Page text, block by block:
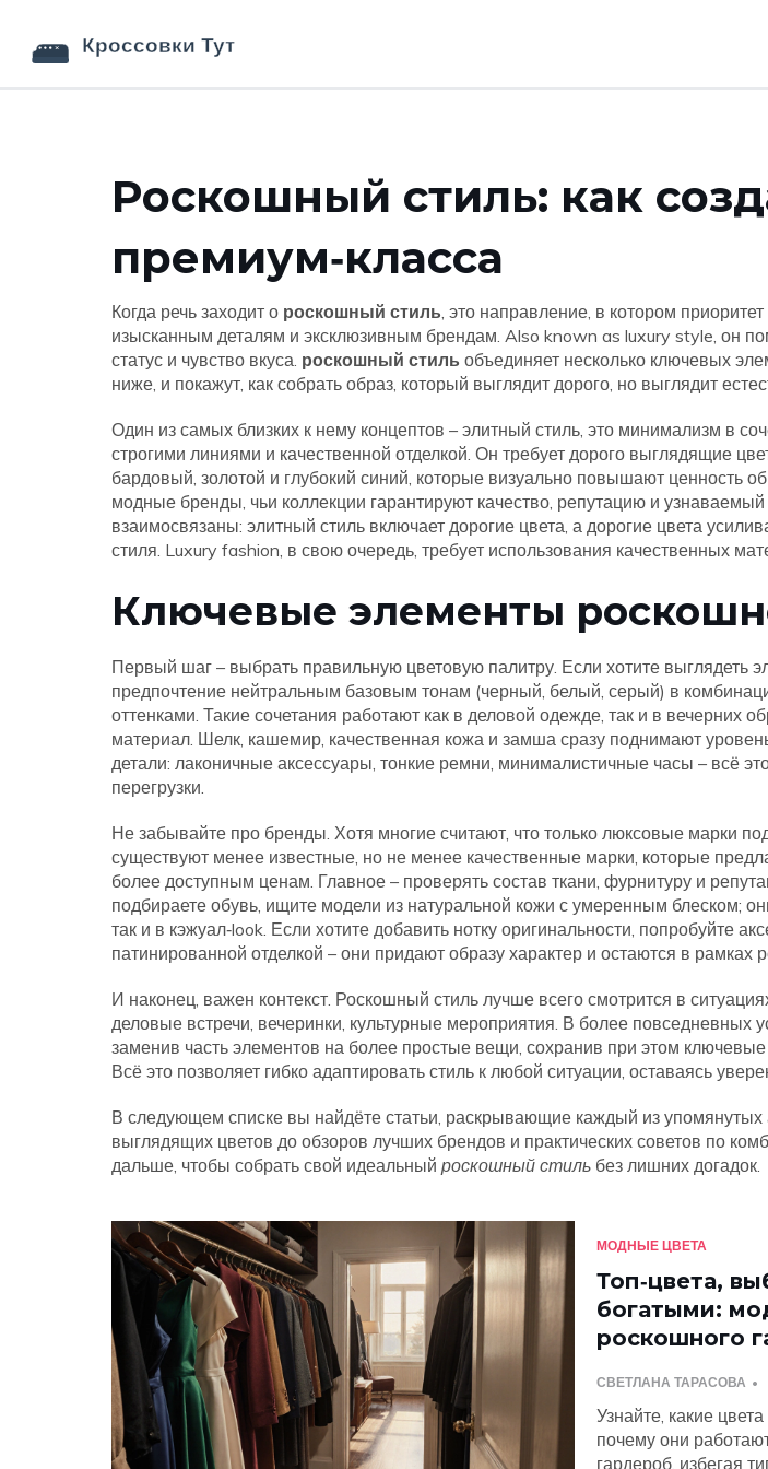
Роскошный стиль: как
премиум‑класса
Когда речь заходит о роскошный стиль, это направление, в котором
изысканным деталям и эксклюзивным брендам. Also known as luxury style, он
статус и чувство вкуса. роскошный стиль объединяет несколько ключевых
ниже, и покажут, как собрать образ, который выглядит дорого, но выглядит
Один из самых близких к нему концептов – элитный стиль, это минимализм в
строгими линиями и качественной отделкой. Он требует дорого выглядящие
бардовый, золотой и глубокий синий, которые визуально повышают ценность
модные бренды, чьи коллекции гарантируют качество, репутацию и
взаимосвязаны: элитный стиль включает дорогие цвета, а дорогие цвета
стиля. Luxury fashion, в свою очередь, требует использования качественных
Ключевые элементы
Первый шаг – выбрать правильную цветовую палитру. Если хотите выглядеть
предпочтение нейтральным базовым тонам (черный, белый, серый) в
оттенками. Такие сочетания работают как в деловой одежде, так и в вечерних
материал. Шелк, кашемир, качественная кожа и замша сразу поднимают
детали: лаконичные аксессуары, тонкие ремни, минималистичные часы – всё
перегрузки.
Не забывайте про бренды. Хотя многие считают, что только люксовые марки
существуют менее известные, но не менее качественные марки, которые
более доступным ценам. Главное – проверять состав ткани, фурнитуру и
подбираете обувь, ищите модели из натуральной кожи с умеренным блеском;
так и в кэжуал‑look. Если хотите добавить нотку оригинальности, попробуйте
патинированной отделкой – они придают образу характер и остаются в рамках
И наконец, важен контекст. Роскошный стиль лучше всего смотрится в
деловые встречи, вечеринки, культурные мероприятия. В более повседневных
заменив часть элементов на более простые вещи, сохранив при этом
Всё это позволяет гибко адаптировать стиль к любой ситуации, оставаясь
В следующем списке вы найдёте статьи, раскрывающие каждый из упомянутых
выглядящих цветов до обзоров лучших брендов и практических советов по
дальше, чтобы собрать свой идеальный роскошный стиль без лишних догадок.
МОДНЫЕ ЦВЕТА
Топ‑цвета,
богатыми:
роскошного
СВЕТЛАНА ТАРАСОВА
Узнайте, какие
почему они
гардероб, избегая